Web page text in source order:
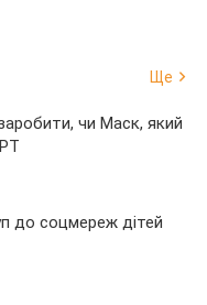
Ще
чи Маск, який
до соцмереж дітей